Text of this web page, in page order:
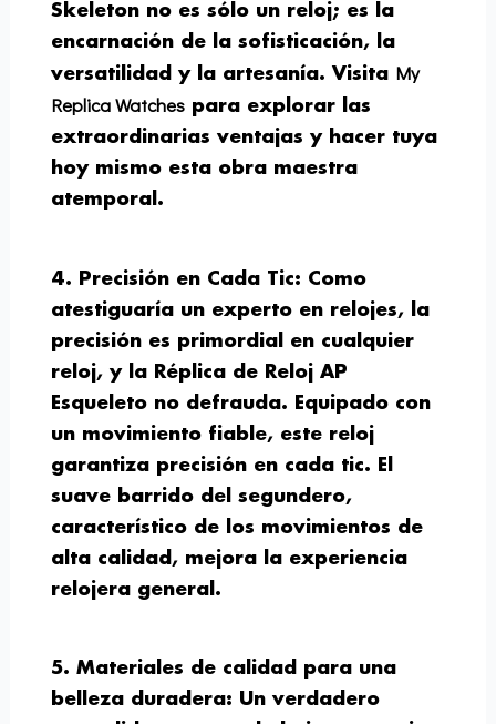
Skeleton no es sólo un reloj; es la
encarnación de la sofisticación, la
versatilidad y la artesanía. Visita My
Replica Watches para explorar las
extraordinarias ventajas y hacer tuya
hoy mismo esta obra maestra
atemporal.
4. Precisión en Cada Tic: Como
atestiguaría un experto en relojes, la
precisión es primordial en cualquier
reloj, y la Réplica de Reloj AP
Esqueleto no defrauda. Equipado con
un movimiento fiable, este reloj
garantiza precisión en cada tic. El
suave barrido del segundero,
característico de los movimientos de
alta calidad, mejora la experiencia
relojera general.
5. Materiales de calidad para una
belleza duradera: Un verdadero